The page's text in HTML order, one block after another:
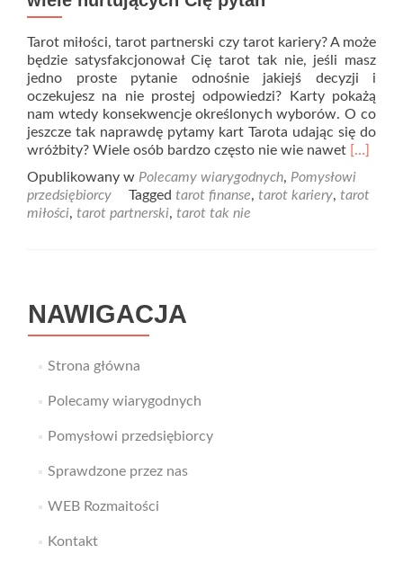
Tarot miłości, tarot partnerski czy tarot kariery? A może
będzie satysfakcjonował Cię tarot tak nie, jeśli masz
jedno proste pytanie odnośnie jakiejś decyzji i
oczekujesz na nie prostej odpowiedzi? Karty pokażą
nam wtedy konsekwencje określonych wyborów. O co
jeszcze tak naprawdę pytamy kart Tarota udając się do
wróżbity? Wiele osób bardzo często nie wie nawet Read
about
Tarot
[…]
Opublikowany w Polecamy wiarygodnych, Pomysłowi
przedsiębiorcy
Tagged tarot finanse, tarot kariery, tarot
miłości, tarot partnerski, tarot tak nie
NAWIGACJA
Strona główna
Polecamy wiarygodnych
Pomysłowi przedsiębiorcy
Sprawdzone przez nas
WEB Rozmaitości
Kontakt